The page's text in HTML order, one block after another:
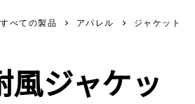
すべての製品 アパレル ジャケット
風ジャケッ